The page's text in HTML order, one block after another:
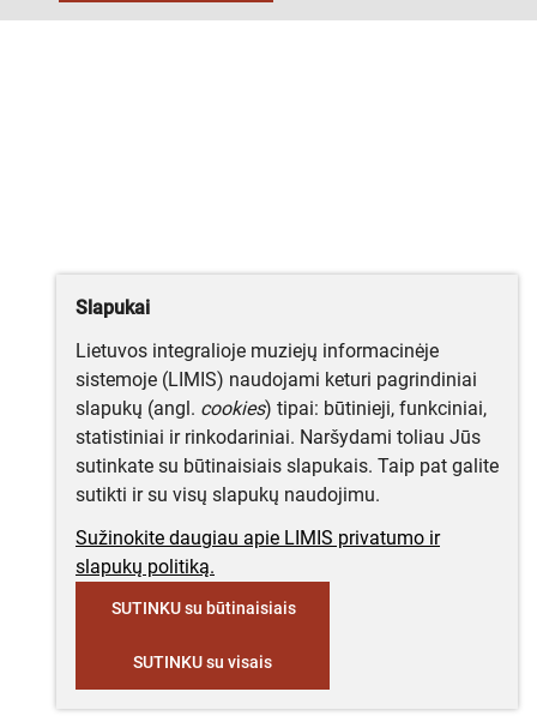
Slapukai
Lietuvos integralioje muziejų informacinėje
sistemoje (LIMIS) naudojami keturi pagrindiniai
slapukų (angl. cookies) tipai: būtinieji, funkciniai,
statistiniai ir rinkodariniai. Naršydami toliau Jūs
sutinkate su būtinaisiais slapukais. Taip pat galite
sutikti ir su visų slapukų naudojimu.
Sužinokite daugiau apie LIMIS privatumo ir
slapukų politiką.
SUTINKU su būtinaisiais
SUTINKU su visais